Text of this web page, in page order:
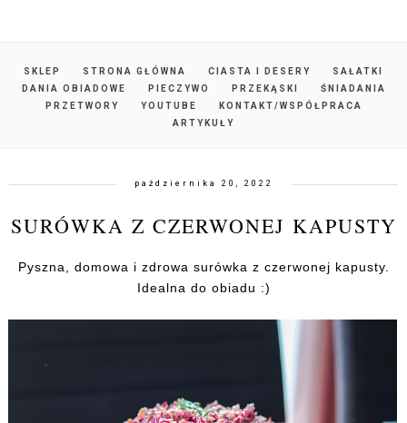
SKLEP STRONA GŁÓWNA CIASTA I DESERY
SAŁATKI
DANIA OBIADOWE
PIECZYWO PRZEKĄSKI
ŚNIADANIA
PRZETWORY
YOUTUBE
KONTAKT/WSPÓŁPRACA
ARTYKUŁY
października 20, 2022
SURÓWKA Z CZERWONEJ KAPUSTY
Pyszna, domowa i zdrowa surówka z czerwonej kapusty.
Idealna do obiadu :)